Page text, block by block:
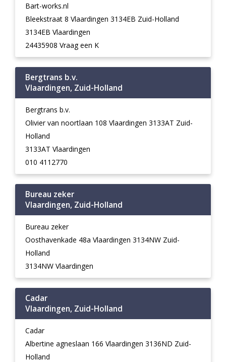
Bart-works.nl
Bleekstraat 8 Vlaardingen 3134EB Zuid-Holland
3134EB Vlaardingen
24435908 Vraag een K
Bergtrans b.v.
Vlaardingen, Zuid-Holland
Bergtrans b.v.
Olivier van noortlaan 108 Vlaardingen 3133AT Zuid-
Holland
3133AT Vlaardingen
010 4112770
Bureau zeker
Vlaardingen, Zuid-Holland
Bureau zeker
Oosthavenkade 48a Vlaardingen 3134NW Zuid-
Holland
3134NW Vlaardingen
Cadar
Vlaardingen, Zuid-Holland
Cadar
Albertine agneslaan 166 Vlaardingen 3136ND Zuid-
Holland